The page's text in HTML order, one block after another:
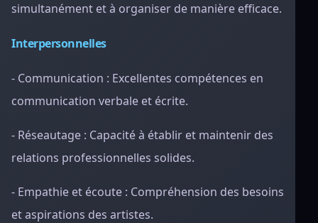
simultanément et à organiser de manière efficace.
Interpersonnelles
- Communication : Excellentes compétences en
communication verbale et écrite.
- Réseautage : Capacité à établir et maintenir des
relations professionnelles solides.
- Empathie et écoute : Compréhension des besoins
et aspirations des artistes.